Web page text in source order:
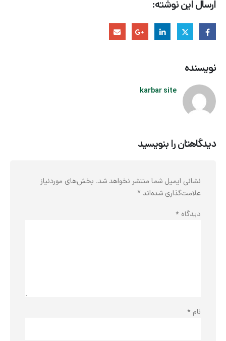
ارسال این نوشته:
نویسنده
karbar site
دیدگاهتان را بنویسید
نشانی ایمیل شما منتشر نخواهد شد. بخش‌های موردنیاز
علامت‌گذاری شده‌اند*
دیدگاه *
نام *